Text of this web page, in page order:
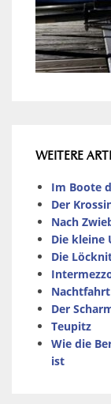
WEITERE
Im Boote
Der
Nach
Die kleine
Die
Nachtfahrt
Der
Teupitz
Wie die
ist